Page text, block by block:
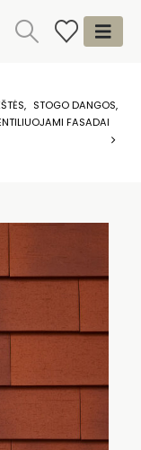
, STOGO DANGOS,
FASADAI